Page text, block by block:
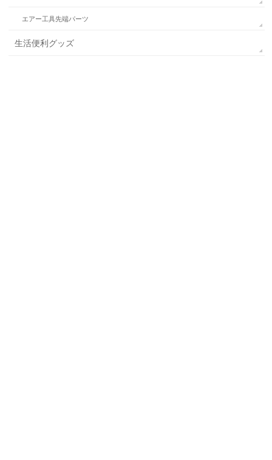
エアー工具先端パーツ
生活便利グッズ